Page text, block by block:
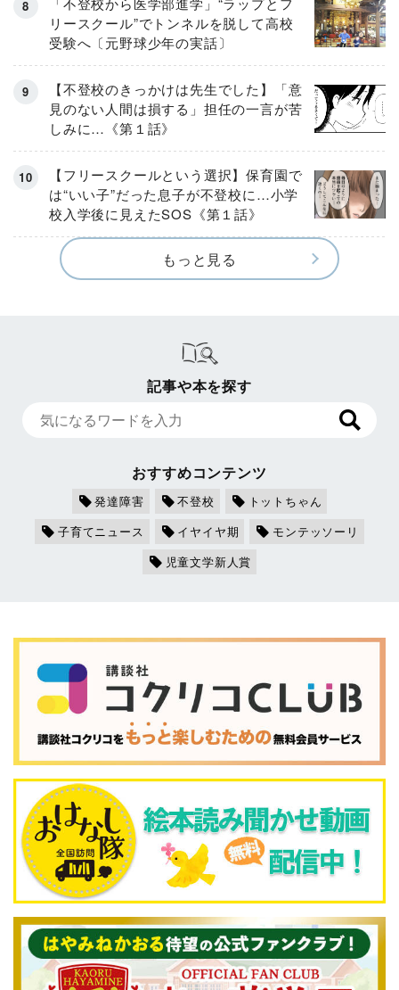
リースクール”でトンネルを脱して高校
受験へ〔元野球少年の実話〕
【不登校のきっかけは先生でした】「意
見のない人間は損する」担任の一言が苦
しみに…《第１話》
【フリースクールという選択】保育園で
は“いい子”だった息子が不登校に…小学
校入学後に見えたSOS《第１話》
もっと見る
記事や本を探す
おすすめコンテンツ
発達障害 不登校
トットちゃん
子育てニュース
イヤイヤ期
モンテッソーリ
児童文学新人賞